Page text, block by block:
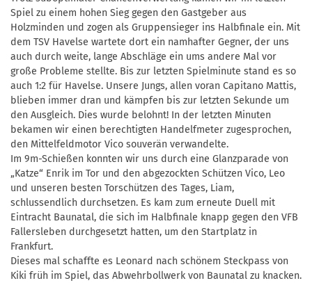
Spiel zu einem hohen Sieg gegen den Gastgeber aus
Holzminden und zogen als Gruppensieger ins Halbfinale ein. Mit
dem TSV Havelse wartete dort ein namhafter Gegner, der uns
auch durch weite, lange Abschläge ein ums andere Mal vor
große Probleme stellte. Bis zur letzten Spielminute stand es so
auch 1:2 für Havelse. Unsere Jungs, allen voran Capitano Mattis,
blieben immer dran und kämpfen bis zur letzten Sekunde um
den Ausgleich. Dies wurde belohnt! In der letzten Minuten
bekamen wir einen berechtigten Handelfmeter zugesprochen,
den Mittelfeldmotor Vico souverän verwandelte.
Im 9m-Schießen konnten wir uns durch eine Glanzparade von
„Katze“ Enrik im Tor und den abgezockten Schützen Vico, Leo
und unseren besten Torschützen des Tages, Liam,
schlussendlich durchsetzen. Es kam zum erneute Duell mit
Eintracht Baunatal, die sich im Halbfinale knapp gegen den VFB
Fallersleben durchgesetzt hatten, um den Startplatz in
Frankfurt.
Dieses mal schaffte es Leonard nach schönem Steckpass von
Kiki früh im Spiel, das Abwehrbollwerk von Baunatal zu knacken.